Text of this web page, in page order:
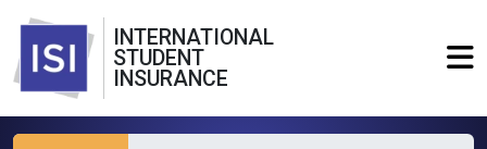
INTERNATIONAL
STUDENT
INSURANCE